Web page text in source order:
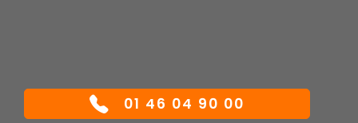
01 46 04 90 00